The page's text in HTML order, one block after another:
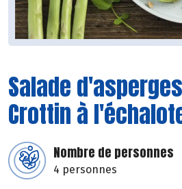
Salade
Crottin à
Nombre de personnes
4 personnes